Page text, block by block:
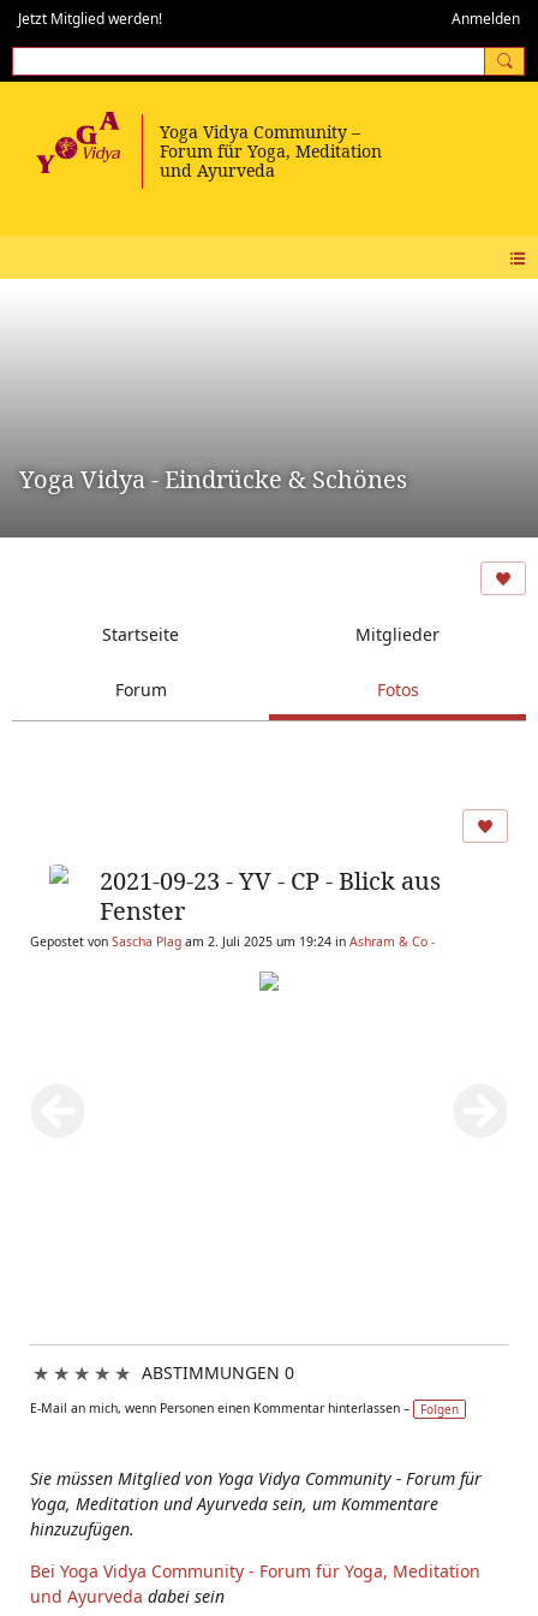
Jetzt Mitglied werden! Anmelden
Yoga Vidya - Eindrücke & Schönes
Startseite Mitglieder
Forum Fotos
2021-09-23 - YV - CP - Blick aus
Fenster
Gepostet von Sascha Plag am 2. Juli 2025 um 19:24 in Ashram & Co -
★ ★ ★ ★ ★ ABSTIMMUNGEN 0
E-Mail an mich, wenn Personen einen Kommentar hinterlassen – Folgen
Sie müssen Mitglied von Yoga Vidya Community - Forum für
Yoga, Meditation und Ayurveda sein, um Kommentare
hinzuzufügen.
Bei Yoga Vidya Community - Forum für Yoga, Meditation
und Ayurveda dabei sein